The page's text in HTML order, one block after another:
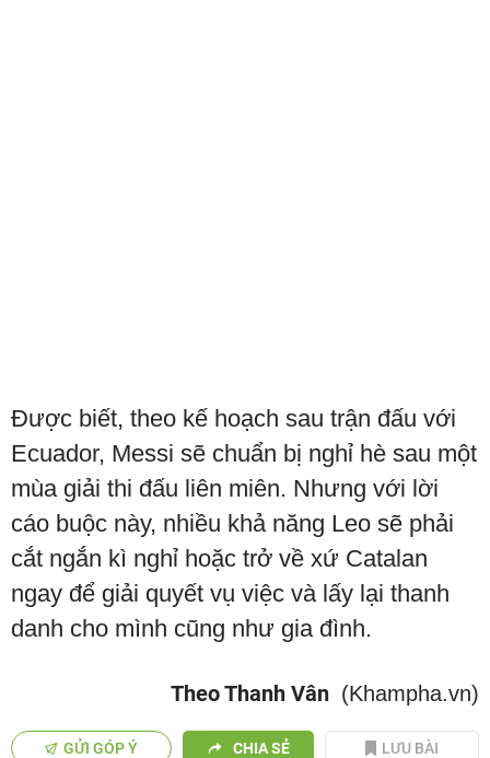
Được biết, theo kế hoạch sau trận đấu với
Ecuador, Messi sẽ chuẩn bị nghỉ hè sau một
mùa giải thi đấu liên miên. Nhưng với lời
cáo buộc này, nhiều khả năng Leo sẽ phải
cắt ngắn kì nghỉ hoặc trở về xứ Catalan
ngay để giải quyết vụ việc và lấy lại thanh
danh cho mình cũng như gia đình.
Theo Thanh Vân (Khampha.vn)
GỬI GÓP Ý CHIA SẺ LƯU BÀI